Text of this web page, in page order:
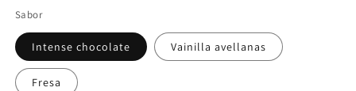
Sabor
Intense chocolate Vainilla avellanas
Fresa